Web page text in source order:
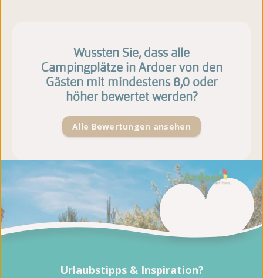
Wussten Sie, dass alle
Campingplätze in Ardoer von den
Gästen mit mindestens 8,0 oder
höher bewertet werden?
Alle Bewertungen ansehen
Urlaubstipps & Inspiration?